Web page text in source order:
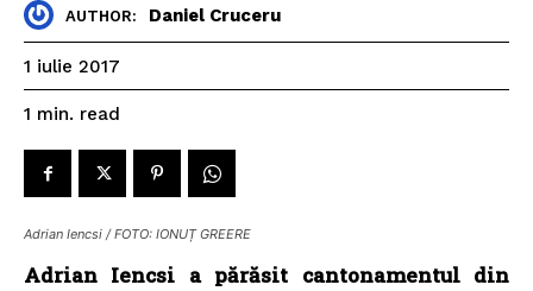
AUTHOR: Daniel Cruceru
1 iulie 2017
1 min. read
Adrian Iencsi / FOTO: IONUȚ GREERE
Adrian Iencsi a părăsit cantonamentul din